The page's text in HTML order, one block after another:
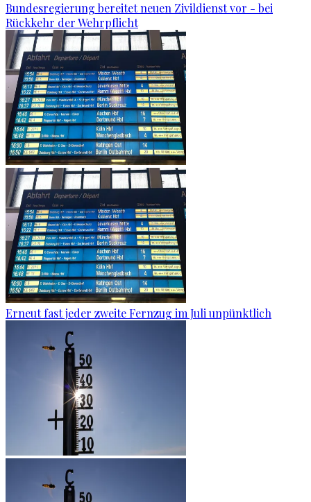
Bundesregierung bereitet neuen Zivildienst vor - bei
Rückkehr der Wehrpflicht
Erneut fast jeder zweite Fernzug im Juli unpünktlich